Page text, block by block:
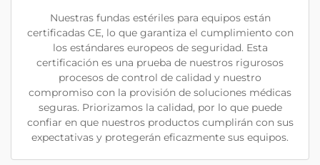
Nuestras fundas estériles para equipos están
certificadas CE, lo que garantiza el cumplimiento con
los estándares europeos de seguridad. Esta
certificación es una prueba de nuestros rigurosos
procesos de control de calidad y nuestro
compromiso con la provisión de soluciones médicas
seguras. Priorizamos la calidad, por lo que puede
confiar en que nuestros productos cumplirán con sus
expectativas y protegerán eficazmente sus equipos.